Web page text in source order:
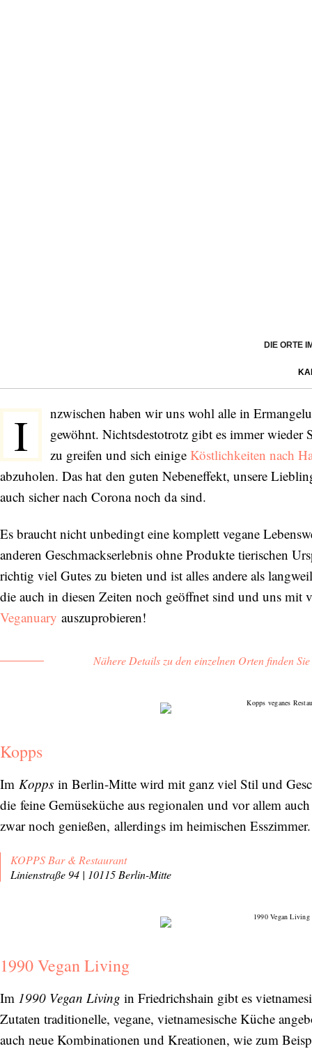
DIE ORTE
I
nzwischen haben wir uns wohl alle in
gewöhnt. Nichtsdestotrotz gibt es immer
zu greifen und sich einige Köstlichkeiten nach
abzuholen. Das hat den guten Nebeneffekt, unsere
auch sicher nach Corona noch da sind.
Es braucht nicht unbedingt eine komplett vegane
anderen Geschmackserlebnis ohne Produkte tierischen
richtig viel Gutes zu bieten und ist alles andere als
die auch in diesen Zeiten noch geöffnet sind und uns mit
Veganuary auszuprobieren!
Nähere Details zu den einzelnen Orten finden
Kopps
Im Kopps in Berlin-Mitte wird mit ganz viel Stil und
die feine Gemüseküche aus regionalen und vor allem
zwar noch genießen, allerdings im heimischen
KOPPS Bar & Restaurant
Linienstraße 94 | 10115 Berlin-Mitte
1990 Vegan Living
Im 1990 Vegan Living in Friedrichshain gibt es
Zutaten traditionelle, vegane, vietnamesische Küche
auch neue Kombinationen und Kreationen, wie zum